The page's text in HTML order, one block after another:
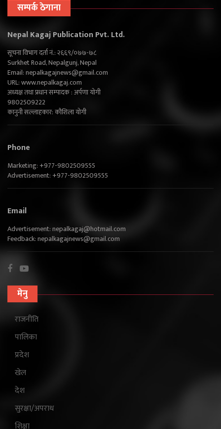
सम्पर्क ठेगाना
Nepal Kagaj Publication Pvt. Ltd.
सूचना विभाग दर्ता नं.: २६६९/०७७-७८
Surkhet Road, Nepalgunj, Nepal
Email:nepalkagajnews@gmail.com
URL: www.nepalkagaj.com
अध्यक्ष तथा प्रधान सम्पादक : अर्पणा योगी
9802509222
कानुनी सल्लाहकार: कौशिला योगी
Phone
Marketing: +977-9802509555
Advertisement: +977-9802509555
Email
Advertisement:nepalkagaj@hotmail.com
Feedback:nepalkagajnews@gmail.com
मेनु
राजनीति
पालिका
प्रदेश
खेल
देश
सुरक्षा/अपराध